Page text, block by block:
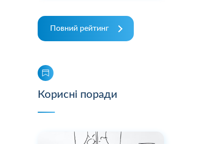
Повний рейтинг
Корисні поради